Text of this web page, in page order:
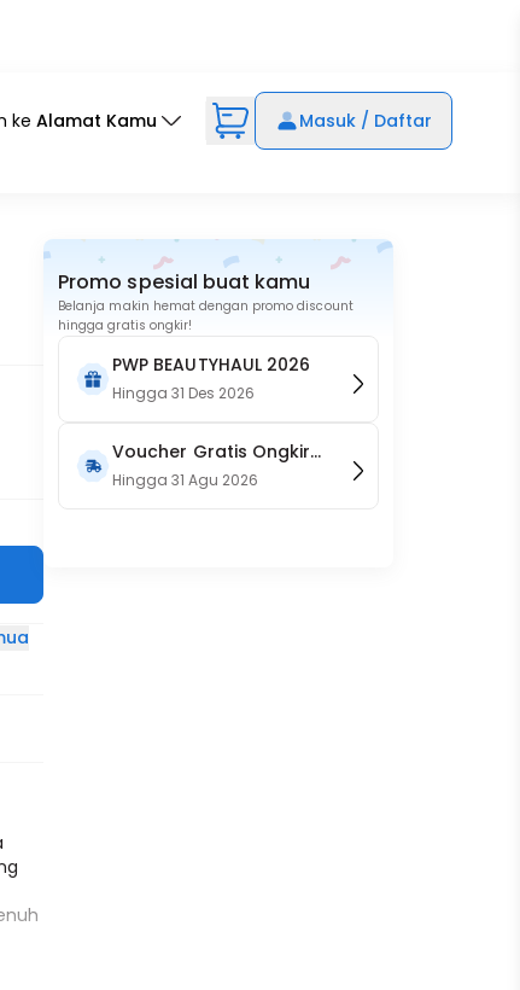
ke Alamat Kamu Masuk / Daftar
Promo spesial buat kamu
Belanja makin hemat dengan promo discount
hingga gratis ongkir!
PWP BEAUTYHAUL 2026
Hingga31 Des 2026
Voucher Gratis Ongkir
15RB (Only on Website)
Hingga31 Agu 2026